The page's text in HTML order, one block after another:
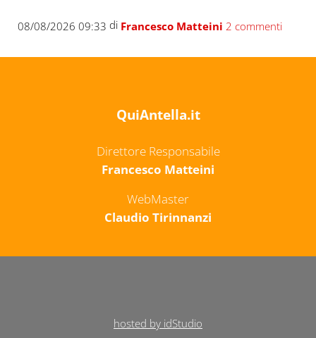
08/08/2026 09:33 di Francesco Matteini 2 commenti
QuiAntella.it
Direttore Responsabile
Francesco Matteini
WebMaster
Claudio Tirinnanzi
hosted by idStudio